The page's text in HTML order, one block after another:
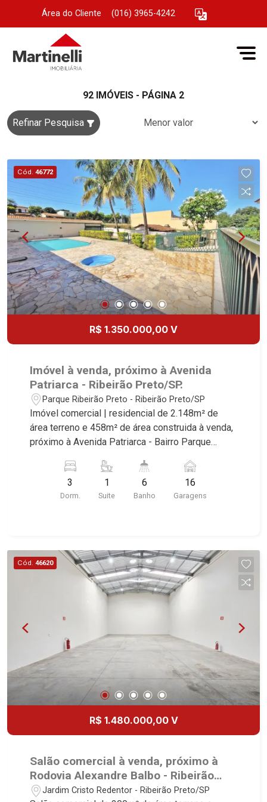
Área do Cliente (016) 3965-4242
92 IMÓVEIS - PÁGINA 2
Refinar Pesquisa
Cód. 46772
R$ 1.350.000,00 V
Imóvel à venda, próximo à Avenida
Patriarca - Ribeirão Preto/SP.
Parque Ribeirão Preto - Ribeirão Preto/SP
Imóvel comercial | residencial de 2.148m² de
área terreno e 458m² de área construida à venda,
próximo à Avenida Patriarca - Bairro Parque
características deste imóvel que a Martinelli
Imobiliária selecionou para você: - 2.148m² de
área terreno e 458m² de área construida - 3
gourmet com churrasqueira - Piscina - Sauna -
Vestiário - Edícula - Quintal - Corredor lateral -
Paisagismo - Iluminação - 16 vagas sendo 6
mercado imobiliário desde 2000! Avenida João
3
Dorm.
1
Suite
6
Banho
16
Garagens
Cód. 46620
R$ 1.480.000,00 V
Salão comercial à venda, próximo à
Rodovia Alexandre Balbo - Ribeirão
Preto/SP.
Jardim Cristo Redentor - Ribeirão Preto/SP